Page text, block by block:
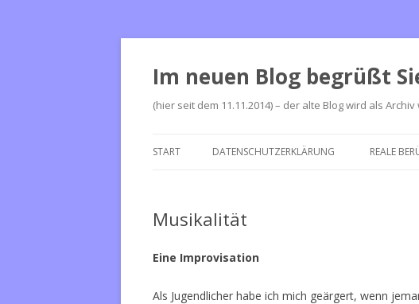
Im neuen Blog begrüßt
(hier seit dem 11.11.2014) – der alte Blog wird als
START DATENSCHUTZERKLÄRUNG REALE
Musikalität
Eine Improvisation
Als Jugendlicher habe ich mich geärgert, wenn